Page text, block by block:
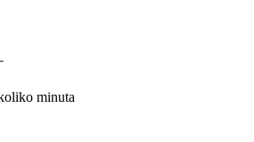
minuta